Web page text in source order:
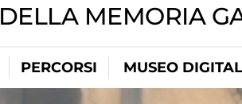
DELLA MEMORIA
PERCORSI MUSEO